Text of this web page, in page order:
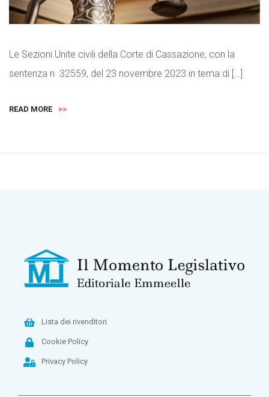
Le Sezioni Unite civili della Corte di Cassazione, con la
sentenza n 32559, del 23 novembre 2023 in tema di […]
READ MORE >>
Lista dei rivenditori
Cookie Policy
Privacy Policy